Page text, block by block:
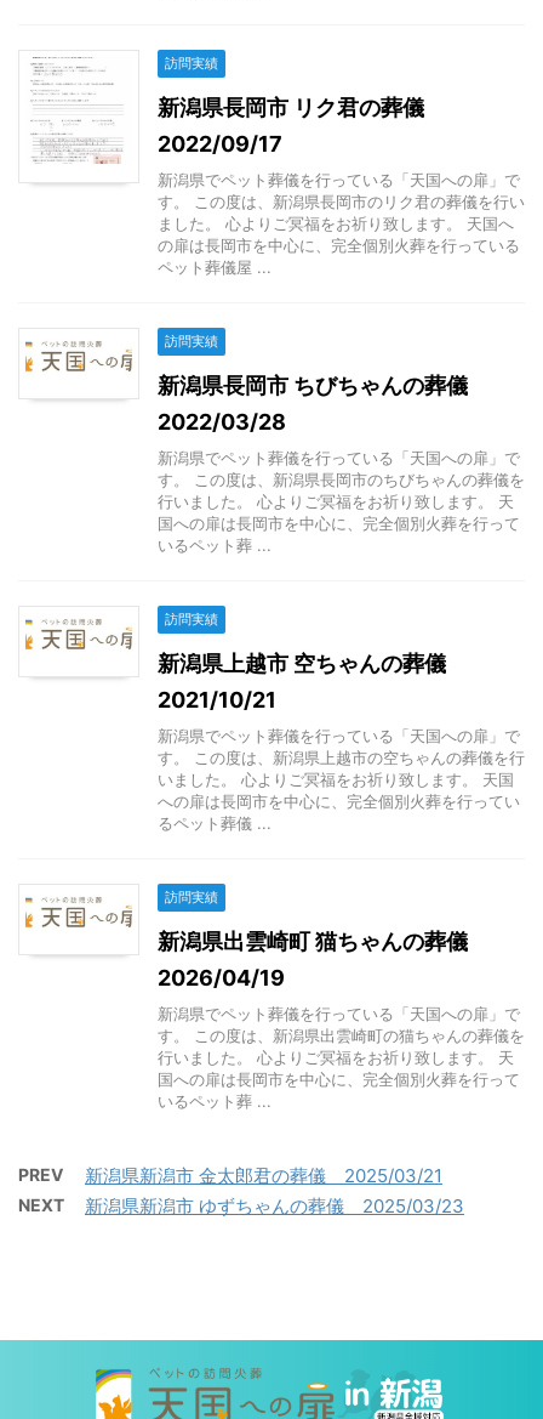
訪問実績
新潟県長岡市 リク君の葬儀
2022/09/17
新潟県でペット葬儀を行っている「天国への扉」で
す。 この度は、新潟県長岡市のリク君の葬儀を行い
ました。 心よりご冥福をお祈り致します。 天国へ
の扉は長岡市を中心に、完全個別火葬を行っている
ペット葬儀屋 ...
訪問実績
新潟県長岡市 ちびちゃんの葬儀
2022/03/28
新潟県でペット葬儀を行っている「天国への扉」で
す。 この度は、新潟県長岡市のちびちゃんの葬儀を
行いました。 心よりご冥福をお祈り致します。 天
国への扉は長岡市を中心に、完全個別火葬を行って
いるペット葬 ...
訪問実績
新潟県上越市 空ちゃんの葬儀
2021/10/21
新潟県でペット葬儀を行っている「天国への扉」で
す。 この度は、新潟県上越市の空ちゃんの葬儀を行
いました。 心よりご冥福をお祈り致します。 天国
への扉は長岡市を中心に、完全個別火葬を行ってい
るペット葬儀 ...
訪問実績
新潟県出雲崎町 猫ちゃんの葬儀
2026/04/19
新潟県でペット葬儀を行っている「天国への扉」で
す。 この度は、新潟県出雲崎町の猫ちゃんの葬儀を
行いました。 心よりご冥福をお祈り致します。 天
国への扉は長岡市を中心に、完全個別火葬を行って
いるペット葬 ...
PREV 新潟県新潟市 金太郎君の葬儀 2025/03/21
NEXT 新潟県新潟市 ゆずちゃんの葬儀 2025/03/23